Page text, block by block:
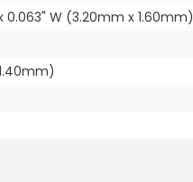
0.063" W (3.20mm x 1.60mm)